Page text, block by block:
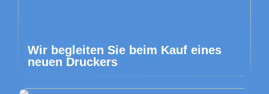
Wir begleiten Sie beim Kauf eines
neuen Druckers